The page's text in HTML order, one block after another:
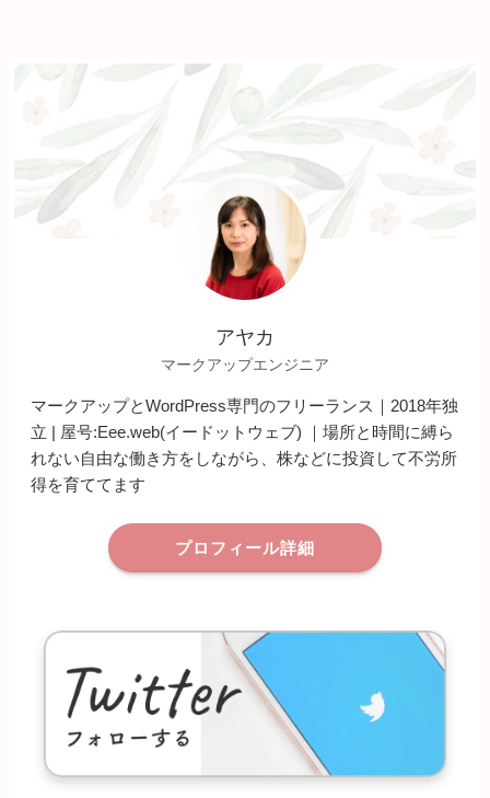
アヤカ
マークアップエンジニア
マークアップとWordPress専門のフリーランス｜2018年独
立 | 屋号:Eee.web(イードットウェブ) ｜場所と時間に縛ら
れない自由な働き方をしながら、株などに投資して不労所
得を育ててます
プロフィール詳細